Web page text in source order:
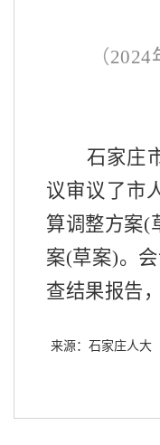
（2024
石家庄市
议审议了市
算调整方案(
案(草案)。
查结果报告
来源：石家庄人大